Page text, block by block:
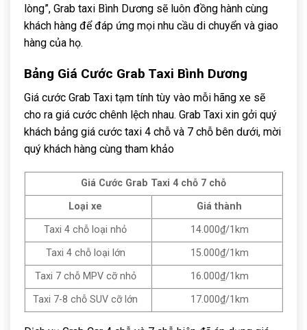
lòng”, Grab taxi Bình Dương sẽ luôn đồng hành cùng
khách hàng để đáp ứng mọi nhu cầu di chuyển và giao
hàng của họ.
Bảng Giá Cước Grab Taxi Bình Dương
Giá cước Grab Taxi tạm tính tùy vào mỗi hãng xe sẽ
cho ra giá cước chênh lệch nhau. Grab Taxi xin gởi quý
khách bảng giá cước taxi 4 chỗ và 7 chỗ bên dưới, mời
quý khách hàng cùng tham khảo
Giá Cước Grab Taxi 4 chỗ 7 chỗ
Loại xe
Giá thành
Taxi 4 chỗ loại nhỏ
14.000₫/1km
Taxi 4 chỗ loại lớn
15.000₫/1km
Taxi 7 chỗ MPV cỡ nhỏ
16.000₫/1km
Taxi 7-8 chỗ SUV cỡ lớn
17.000₫/1km